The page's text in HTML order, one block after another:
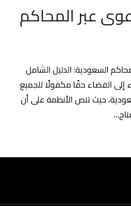
عبر المحاكم
السعودية: الدليل الشامل
القضاء حقًا مكفولًا للجميع
حيث تنص الأنظمة على أن